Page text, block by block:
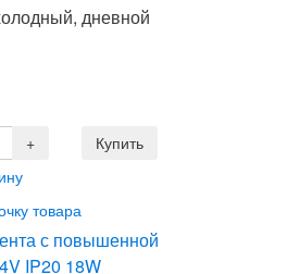
дневной
товара